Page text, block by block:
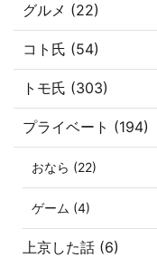
グルメ (22)
コト氏 (54)
トモ氏 (303)
プライベート (194)
おなら (22)
ゲーム (4)
上京した話 (6)